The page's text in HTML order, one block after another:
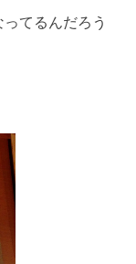
てるんだろう